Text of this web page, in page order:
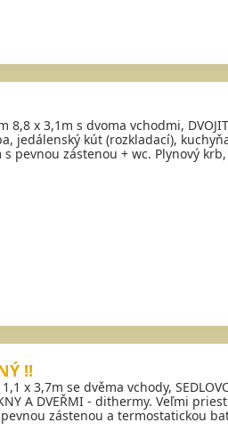
x 3,1m s dvoma vchodmi,
jedálenský kút (rozkladací),
pevnou zástenou + wc. Plynový
!!
x 3,7m se dvěma vchody,
A DVEŘMI - dithermy. Veľmi
zástenou a termostatickou